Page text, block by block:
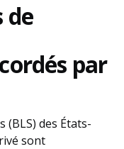
de
par
(BLS) des États-
sont